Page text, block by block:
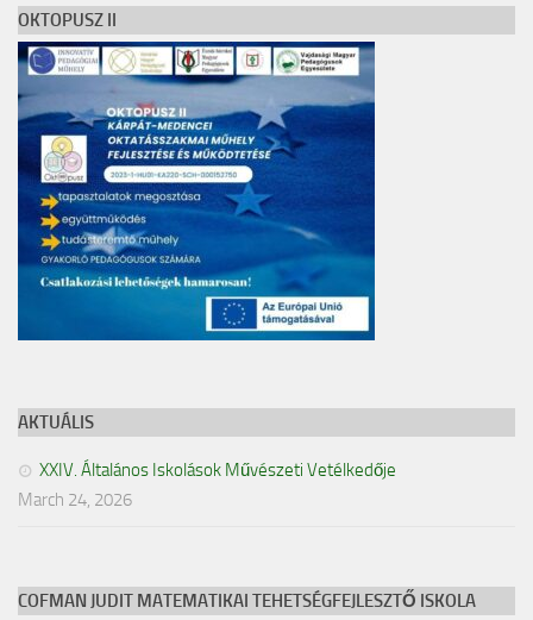
OKTOPUSZ II
AKTUÁLIS
XXIV. Általános Iskolások Művészeti Vetélkedője
March 24, 2026
COFMAN JUDIT MATEMATIKAI TEHETSÉGFEJLESZTŐ ISKOLA